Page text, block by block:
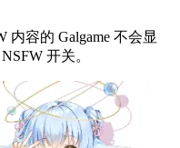
内容的 Galgame 不会显
开关。